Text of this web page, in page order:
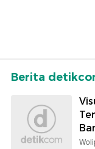
Berita